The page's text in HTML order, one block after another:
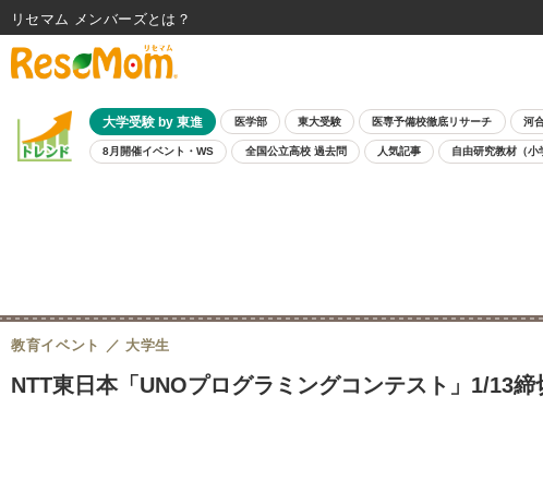
大学受験 by 東進 医学部 東大受験 医専予備校徹底リサーチ 河
8月開催イベント・WS 全国公立高校 過去問 人気記事 自由研究教材（小
NTT東日本「UNOプログラミングコンテスト」1/13
教育イベント 大学生
リセマム メンバーズ